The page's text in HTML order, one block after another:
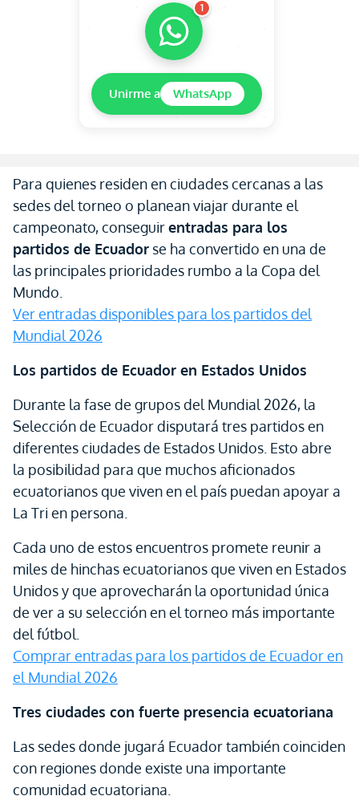
1
Unirme a WhatsApp
Para quienes residen en ciudades cercanas a las
sedes del torneo o planean viajar durante el
campeonato, conseguirentradas para los
partidos de Ecuador se ha convertido en una de
las principales prioridades rumbo a la Copa del
Mundo.
Ver entradas disponibles para los partidos del
Mundial 2026
Los partidos de Ecuador en Estados Unidos
Durante la fase de grupos del Mundial 2026, la
Selección de Ecuador disputará tres partidos en
diferentes ciudades de Estados Unidos. Esto abre
la posibilidad para que muchos aficionados
ecuatorianos que viven en el país puedan apoyar a
La Tri en persona.
Cada uno de estos encuentros promete reunir a
miles de hinchas ecuatorianos que viven en Estados
Unidos y que aprovecharán la oportunidad única
de ver a su selección en el torneo más importante
del fútbol.
Comprar entradas para los partidos de Ecuador en
el Mundial 2026
Tres ciudades con fuerte presencia ecuatoriana
Las sedes donde jugará Ecuador también coinciden
con regiones donde existe una importante
comunidad ecuatoriana.